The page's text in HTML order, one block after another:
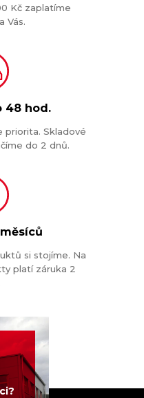
Kč zaplatíme
Vás.
48 hod.
priorita. Skladové
do 2 dnů.
si stojíme. Na
platí záruka 2